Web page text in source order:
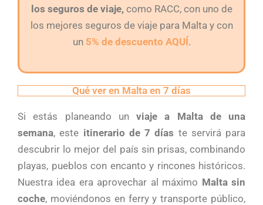
los seguros de viaje,como RACC, con uno de
los mejores seguros de viaje para Malta y con
un 5% de descuento AQUÍ.
Qué ver en Malta en 7 días
Si estás planeando un viaje a Malta de una
semana, este itinerario de 7 días te servirá para
descubrir lo mejor del país sin prisas, combinando
playas, pueblos con encanto y rincones históricos.
Nuestra idea era aprovechar al máximo Malta sin
coche, moviéndonos en ferry y transporte público,